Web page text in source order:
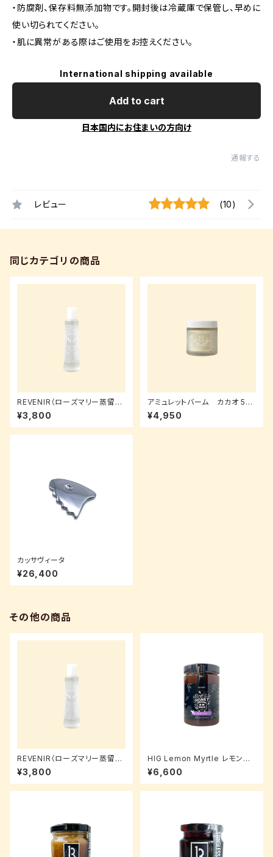
・防腐剤、保存料無添加物です。開封後は冷蔵庫で保管し、早めに
使い切られてください。
・肌に異常がある際はご使用をお控えください。
International shipping available
Add to cart
日本国内にお住まいの方向け
通報する
レビュー (10)
同じカテゴリの商品
REVENIR（ローズマリー蒸留
水）
¥3,800
アミュレットバーム カカオ 56
g
¥4,950
カッサヴィータ
¥26,400
その他の商品
REVENIR（ローズマリー蒸留
水）
¥3,800
HIG Lemon Myrtle レモンマ
ートル 750g
¥6,600